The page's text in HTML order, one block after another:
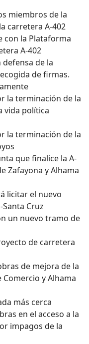
miembros de la
carretera A-402
con la Plataforma
A-402
defensa de la
de firmas.
la terminación de la
vida política
la terminación de la
que finalice la A-
Zafayona y Alhama
licitar el nuevo
Cruz
un nuevo tramo de
de carretera
de mejora de la
y Alhama
más cerca
en el acceso a la
impagos de la